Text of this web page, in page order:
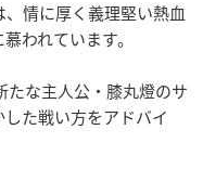
情に厚く義理堅い熱血
われています。
たな主人公・膝丸燈のサ
た戦い方をアドバイ